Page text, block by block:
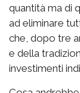
quantità ma di
ad eliminare
che, dopo tre
e della
investimenti